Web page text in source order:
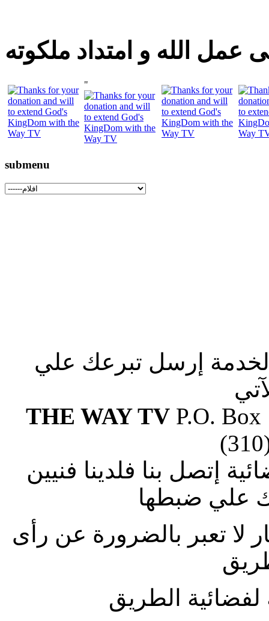
عمل الله و امتداد ملكوته
"
submenu
إرسل تبرعك علي
THE WAY TVP.O. Box
إتصل بنا فلدينا فنيين
علي ضبطها
لا تعبر بالضرورة عن رأى
الطريق